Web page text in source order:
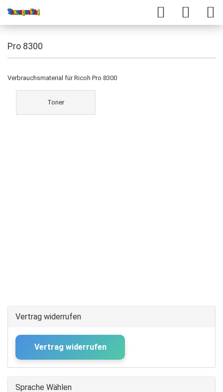
Pro 8300
Verbrauchsmaterial für Ricoh Pro 8300
Toner
Vertrag widerrufen
Vertrag widerrufen
Sprache Wählen